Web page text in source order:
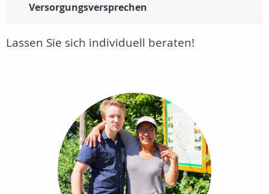
Versorgungsversprechen
Lassen Sie sich individuell beraten!